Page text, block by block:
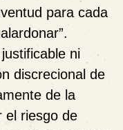
para cada
ni
discrecional de
de la
el riesgo de